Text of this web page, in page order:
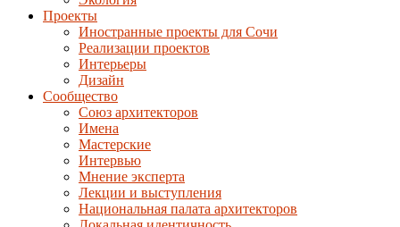
Проекты
Иностранные проекты для Сочи
Реализации проектов
Интерьеры
Дизайн
Сообщество
Союз архитекторов
Имена
Мастерские
Интервью
Мнение эксперта
Лекции и выступления
Национальная палата архитекторов